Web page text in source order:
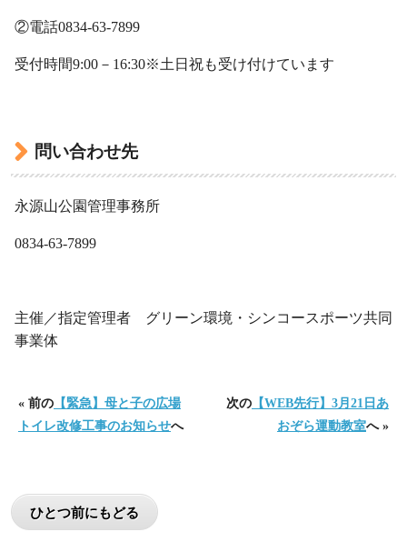
②電話0834-63-7899
受付時間9:00－16:30※土日祝も受け付けています
問い合わせ先
永源山公園管理事務所
0834-63-7899
主催／指定管理者 グリーン環境・シンコースポーツ共同
事業体
« 前の 【緊急】母と子の広場
トイレ改修工事のお知らせへ
次の 【WEB先行】3月21日あ
おぞら運動教室へ »